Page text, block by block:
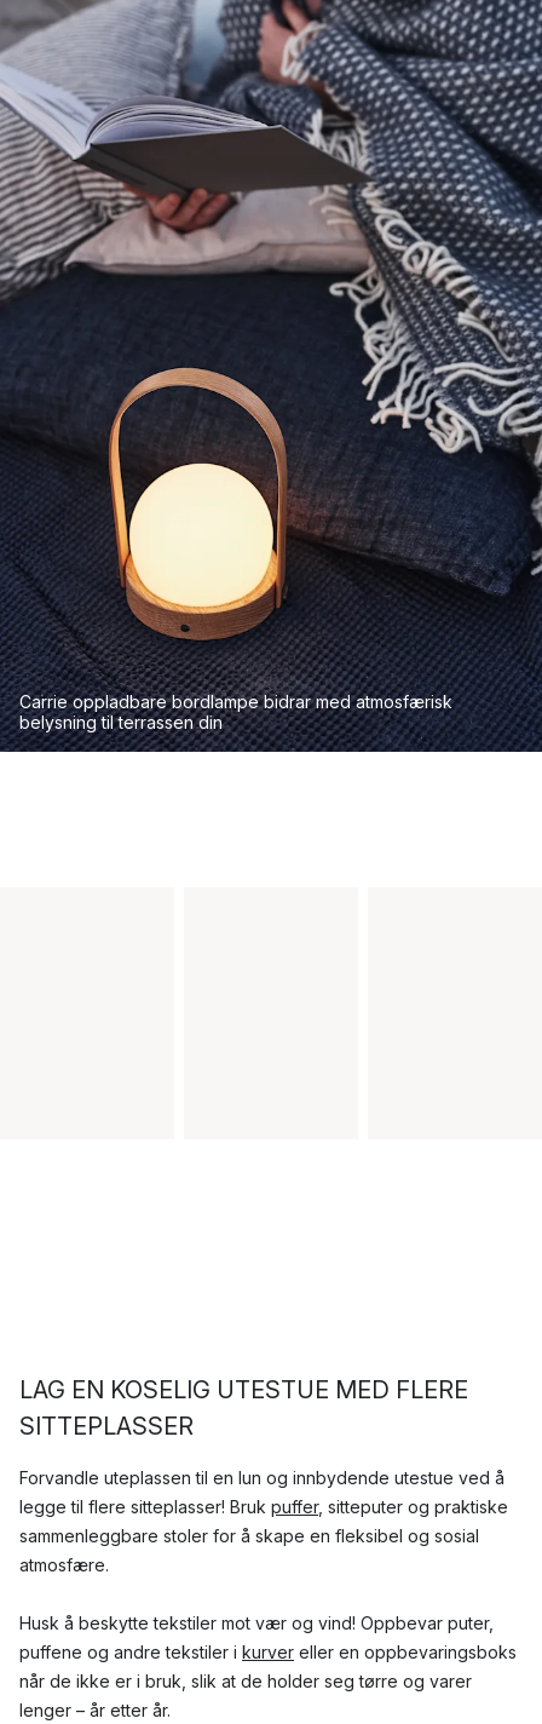
Carrie oppladbare bordlampe bidrar med atmosfærisk
belysning til terrassen din
LAG EN KOSELIG UTESTUE MED FLERE
SITTEPLASSER
Forvandle uteplassen til en lun og innbydende utestue ved å
legge til flere sitteplasser! Bruk puffer, sitteputer og praktiske
sammenleggbare stoler for å skape en fleksibel og sosial
atmosfære.
Husk å beskytte tekstiler mot vær og vind! Oppbevar puter,
puffene og andre tekstiler i kurver eller en oppbevaringsboks
når de ikke er i bruk, slik at de holder seg tørre og varer
lenger – år etter år.